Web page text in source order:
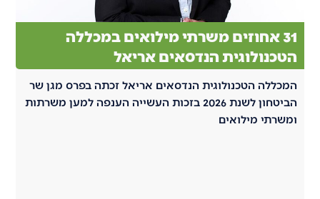
31 אחוזים משרתי מילואים במכללה
הטכנולוגית הנדסאים אריאל
המכללה הטכנולוגית הנדסאים אריאל זכתה בפרס מגן שר
הביטחון לשנת 2026 בזכות העשייה הענפה למען משרתות
ומשרתי מילואים